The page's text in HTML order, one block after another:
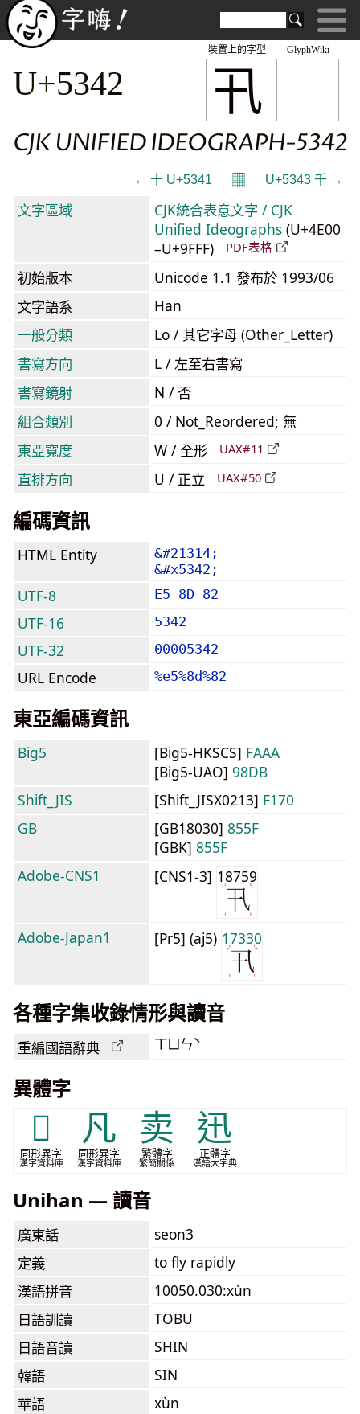
GlyphWiki
卂
裝置上的字型
U+5342
CJK UNIFIED IDEOGRAPH-5342
← 十 U+5341 𝄜 U+5343 千 →
文字區域
CJK統合表意文字 / CJK
Unified Ideographs (U+4E00
–U+9FFF)
PDF表格
初始版本
Unicode 1.1 發布於 1993/06
文字語系
Han
一般分類
Lo / 其它字母 (Other_Letter)
書寫方向
L / 左至右書寫
書寫鏡射
N / 否
組合類別
0 / Not_Reordered; 無
東亞寬度
W / 全形 UAX#11
直排方向 U / 正立 UAX#50
編碼資訊
HTML Entity
&#21314;
&#x5342;
UTF-8 E5 8D 82
UTF-16 5342
UTF-32 00005342
URL Encode %e5%8d%82
東亞編碼資訊
Big5 [Big5-HKSCS] FAAA
[Big5-UAO] 98DB
Shift_JIS
[Shift_JISX0213] F170
GB
[GB18030] 855F
[GBK] 855F
Adobe-CNS1
[CNS1-3] 18759
Adobe-Japan1 [Pr5] (aj5) 17330
各種字集收錄情形與讀音
重編國語辭典 ㄒㄩㄣˋ
異體字
𠁽
同形異字
漢字資料庫
凡
同形異字
漢字資料庫
卖
繁體字
繁簡關係
迅
正體字
漢語大字典
Unihan — 讀音
廣東話
seon3
定義
to fly rapidly
漢語拼音
10050.030:xùn
日語訓讀
TOBU
日語音讀
SHIN
韓語
SIN
華語
xùn